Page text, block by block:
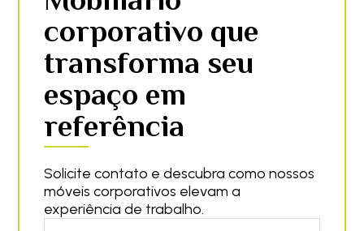
corporativo que
transforma seu
espaço em
referência
Solicite contato e descubra como nossos
móveis corporativos elevam a
experiência de trabalho.